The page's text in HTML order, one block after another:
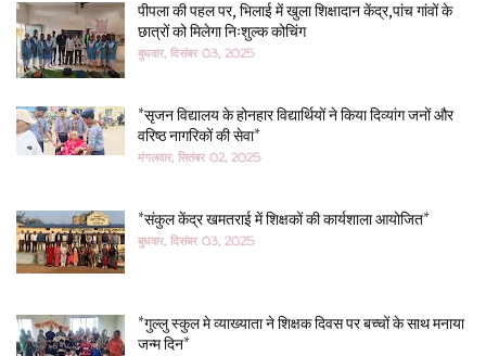
पीपला की पहल पर, भिलाई में खुला शिक्षादान केंद्र,पांच गांवों के
छात्रों को मिलेगा निःशुल्क कोचिंग
बुधवार, दिसंबर 03, 2025
*सृजन विद्यालय के होनहार विद्यार्थियों ने किया दिव्यांग जनों और
वरिष्ठ नागरिकों की सेवा*
मंगलवार, सितंबर 02, 2025
*संकुल केंद्र खमतराई में शिक्षकों की कार्यशाला आयोजित*
बुधवार, दिसंबर 03, 2025
*गुल्लु स्कुल मे व्याख्याता ने शिक्षक दिवस पर बच्चों के साथ मनाया
जन्म दिन*